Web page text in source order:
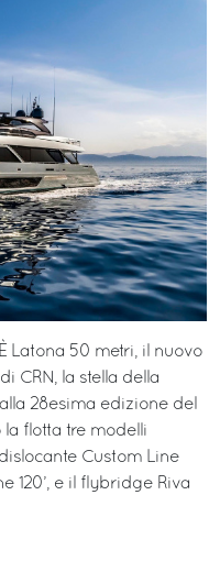
Latona 50 metri, il nuovo
CRN, la stella della
28esima edizione del
la flotta tre modelli
Custom Line
120’, e il flybridge Riva